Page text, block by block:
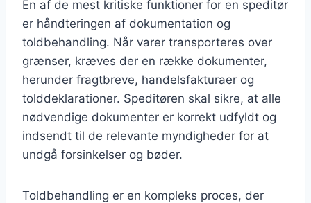
En af de mest kritiske funktioner for en speditør
er håndteringen af dokumentation og
toldbehandling. Når varer transporteres over
grænser, kræves der en række dokumenter,
herunder fragtbreve, handelsfakturaer og
tolddeklarationer. Speditøren skal sikre, at alle
nødvendige dokumenter er korrekt udfyldt og
indsendt til de relevante myndigheder for at
undgå forsinkelser og bøder.
Toldbehandling er en kompleks proces, der